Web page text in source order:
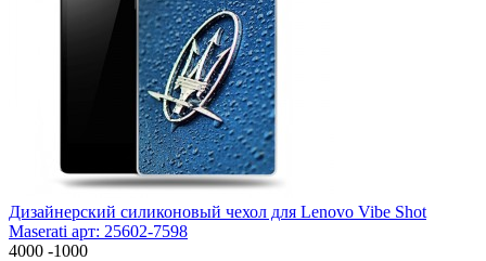
Дизайнерский силиконовый чехол для Lenovo Vibe Shot
Maserati арт: 25602-7598
4000 -1000